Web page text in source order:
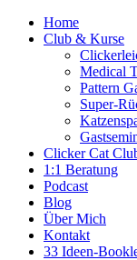
Home
Club & Kurse
Medical
Pattern
Super-
Clicker Cat
1:1 Beratung
Podcast
Blog
Über Mich
Kontakt
33 Ideen-